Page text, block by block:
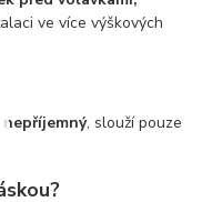
ve více výškových
, slouží pouze